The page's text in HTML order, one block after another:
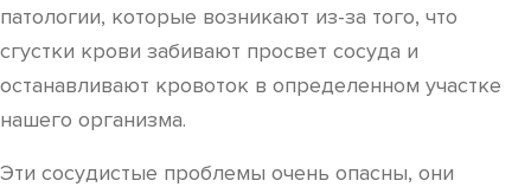
патологии, которые возникают из-за того, что
сгустки крови забивают просвет сосуда и
останавливают кровоток в определенном участке
нашего организма.
Эти сосудистые проблемы очень опасны, они